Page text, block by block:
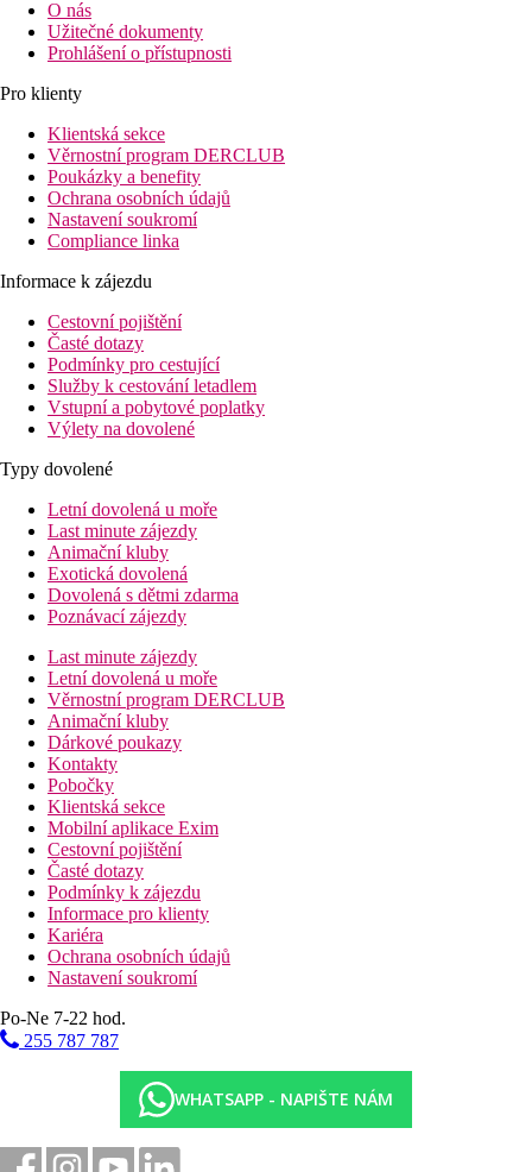
O nás
Užitečné dokumenty
Prohlášení o přístupnosti
Pro klienty
Klientská sekce
Věrnostní program DERCLUB
Poukázky a benefity
Ochrana osobních údajů
Nastavení soukromí
Compliance linka
Informace k zájezdu
Cestovní pojištění
Časté dotazy
Podmínky pro cestující
Služby k cestování letadlem
Vstupní a pobytové poplatky
Výlety na dovolené
Typy dovolené
Letní dovolená u moře
Last minute zájezdy
Animační kluby
Exotická dovolená
Dovolená s dětmi zdarma
Poznávací zájezdy
Last minute zájezdy
Letní dovolená u moře
Věrnostní program DERCLUB
Animační kluby
Dárkové poukazy
Kontakty
Pobočky
Klientská sekce
Mobilní aplikace Exim
Cestovní pojištění
Časté dotazy
Podmínky k zájezdu
Informace pro klienty
Kariéra
Ochrana osobních údajů
Nastavení soukromí
Po-Ne 7-22 hod.
255 787 787
WHATSAPP - NAPIŠTE NÁM